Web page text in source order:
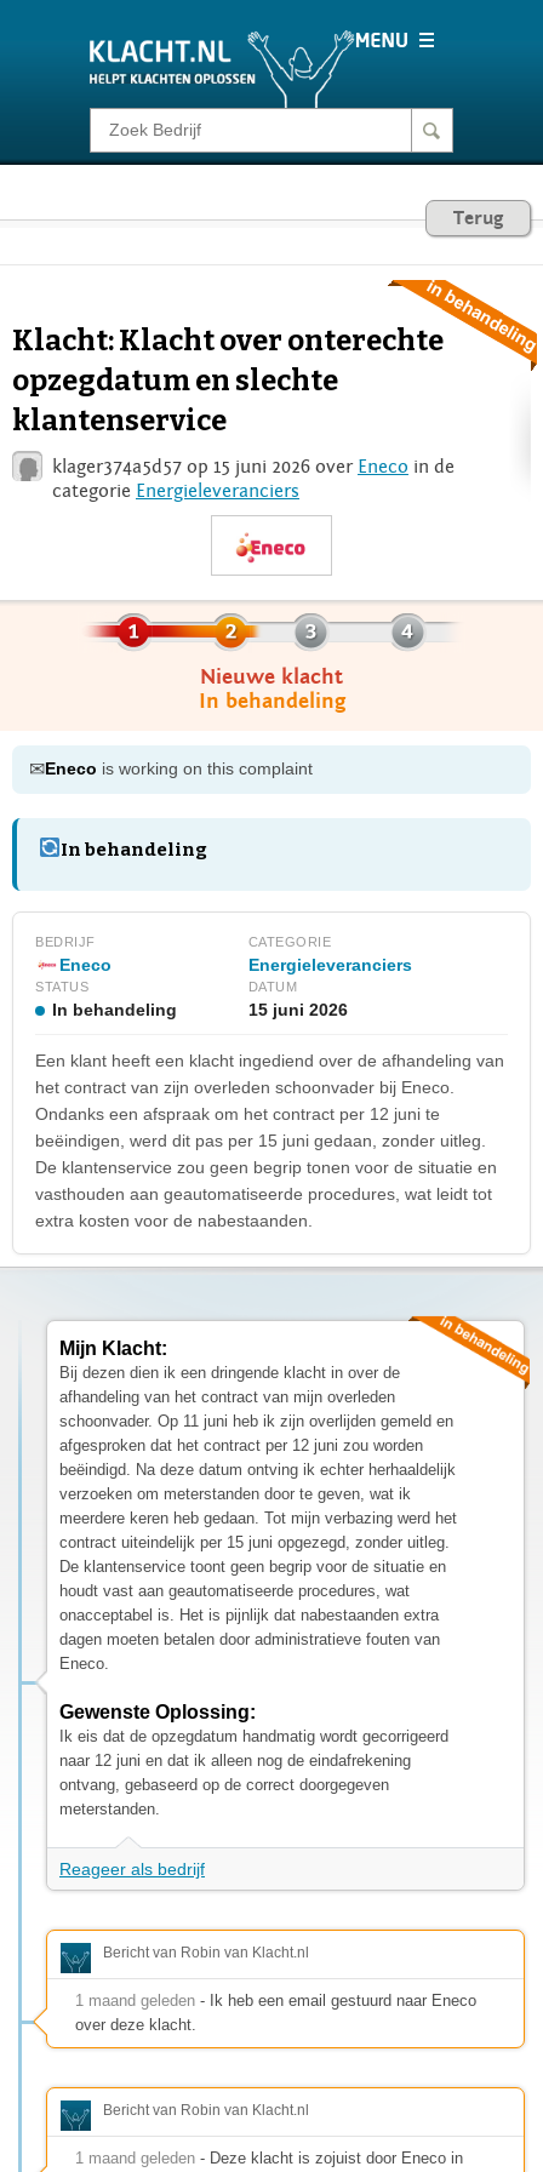
Klacht melden
Consumentenrecht
Voor Bedrijven
Terug
Klacht: Klacht over onterechte
opzegdatum en slechte
klantenservice
klager374a5d57 op 15 juni 2026 over Eneco in de
categorie Energieleveranciers
Nieuwe klacht
In behandeling
✉Eneco is working on this complaint
In behandeling
BEDRIJF
Eneco
CATEGORIE
Energieleveranciers
STATUS
In behandeling
DATUM
15 juni 2026
Een klant heeft een klacht ingediend over de afhandeling van
het contract van zijn overleden schoonvader bij Eneco.
Ondanks een afspraak om het contract per 12 juni te
beëindigen, werd dit pas per 15 juni gedaan, zonder uitleg.
De klantenservice zou geen begrip tonen voor de situatie en
vasthouden aan geautomatiseerde procedures, wat leidt tot
extra kosten voor de nabestaanden.
Mijn Klacht:
Bij dezen dien ik een dringende klacht in over de
afhandeling van het contract van mijn overleden
schoonvader. Op 11 juni heb ik zijn overlijden gemeld en
afgesproken dat het contract per 12 juni zou worden
beëindigd. Na deze datum ontving ik echter herhaaldelijk
verzoeken om meterstanden door te geven, wat ik
meerdere keren heb gedaan. Tot mijn verbazing werd het
contract uiteindelijk per 15 juni opgezegd, zonder uitleg.
De klantenservice toont geen begrip voor de situatie en
houdt vast aan geautomatiseerde procedures, wat
onacceptabel is. Het is pijnlijk dat nabestaanden extra
dagen moeten betalen door administratieve fouten van
Eneco.
Gewenste Oplossing:
Ik eis dat de opzegdatum handmatig wordt gecorrigeerd
naar 12 juni en dat ik alleen nog de eindafrekening
ontvang, gebaseerd op de correct doorgegeven
meterstanden.
Reageer als bedrijf
Bericht van Robin van Klacht.nl
1 maand geleden - Ik heb een email gestuurd naar Eneco
over deze klacht.
Bericht van Robin van Klacht.nl
1 maand geleden - Deze klacht is zojuist door Eneco in